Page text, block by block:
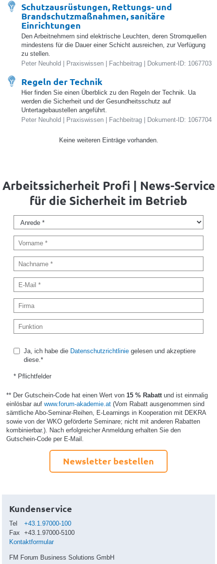
Schutzausrüstungen, Rettungs- und
Brandschutzmaßnahmen, sanitäre
Einrichtungen
Den Arbeitnehmern sind elektrische Leuchten, deren Stromquellen
mindestens für die Dauer einer Schicht ausreichen, zur Verfügung
zu stellen.
Peter Neuhold | Praxiswissen | Fachbeitrag | Dokument-ID: 1067703
Regeln der Technik
Hier finden Sie einen Überblick zu den Regeln der Technik. Ua
werden die Sicherheit und der Gesundheitsschutz auf
Untertagebaustellen angeführt.
Peter Neuhold | Praxiswissen | Fachbeitrag | Dokument-ID: 1067704
Keine weiteren Einträge vorhanden.
Arbeitssicherheit Profi | News-Service
für die Sicherheit im Betrieb
Ja, ich habe die Datenschutzrichtliniegelesen und akzeptiere
diese.*
* Pflichtfelder
** Der Gutschein-Code hat einen Wert von 15 % Rabatt und ist einmalig
einlösbar auf www.forum-akademie.at(Vom Rabatt ausgenommen sind
sämtliche Abo-Seminar-Reihen, E-Learnings in Kooperation mit DEKRA
sowie von der WKO geförderte Seminare; nicht mit anderen Rabatten
kombinierbar.). Nach erfolgreicher Anmeldung erhalten Sie den
Gutschein-Code per E-Mail.
Newsletter bestellen
Kundenservice
Tel
+43.1.97000-100
Fax
+43.1.97000-5100
Kontaktformular
FM Forum Business Solutions GmbH